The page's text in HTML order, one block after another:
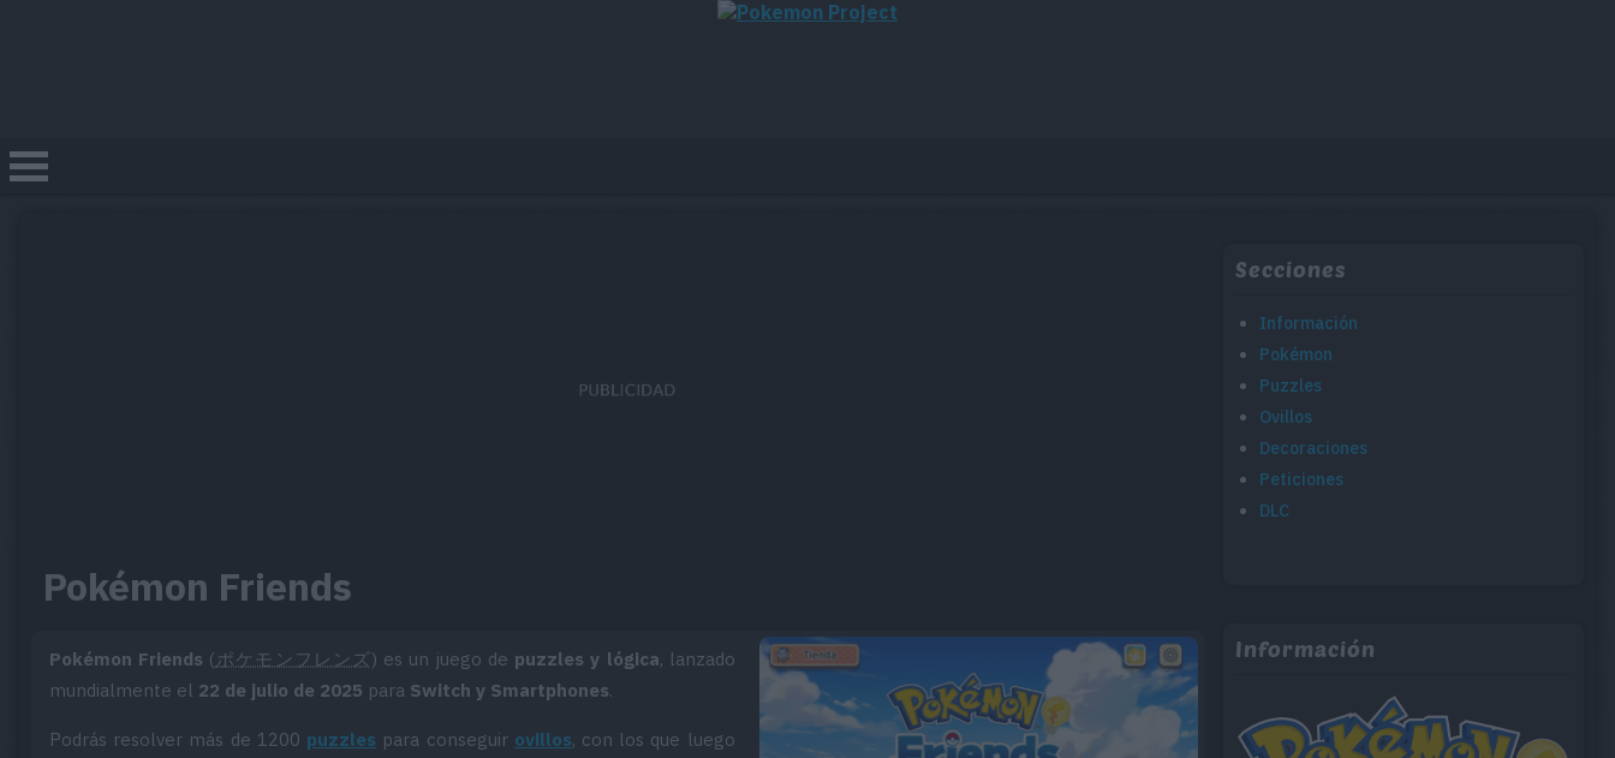
Pokémon Friends
Pokémon Friends (ポケモンフレンズ) es un juego de puzzles y lógica, lanzado
mundialmente el 22 de julio de 2025 para Switch y Smartphones.
Podrás resolver más de 1200 puzzles para conseguir ovillos, con los que luego
Secciones
Información
Pokémon
Puzzles
Ovillos
Decoraciones
Peticiones
DLC
Información